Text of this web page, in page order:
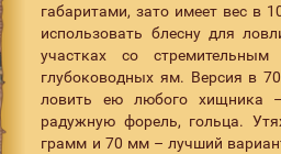
габаритами, зато имеет вес в
использовать блесну для
участках со
глубоководных ям. Версия в
ловить ею любого хищника
радужную форель, гольца.
грамм и 70 мм – лучший